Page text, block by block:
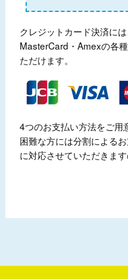
クレジットカード決済に
MasterCard・Amexの各
ただけます。
4つのお支払い方法をご用
困難な方には分割による
に対応させていただきます